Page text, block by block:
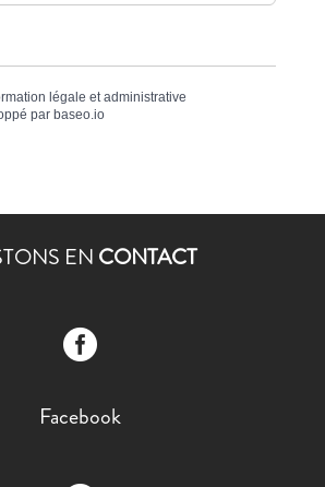
légale et administrative
par baseo.io
EN CONTACT

Facebook